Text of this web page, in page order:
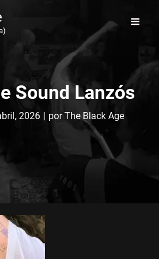
Sound Lanzós
2026 | porByline
The Black Age